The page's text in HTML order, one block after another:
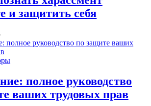
и защитить себя
полное руководство
ваших трудовых прав